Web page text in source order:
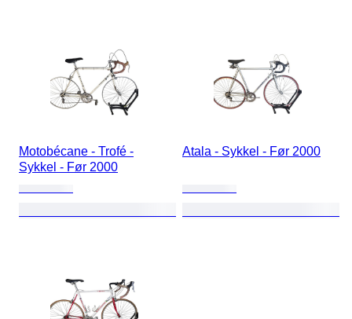
Motobécane - Trofé -
Sykkel - Før 2000
Atala - Sykkel - Før 2000